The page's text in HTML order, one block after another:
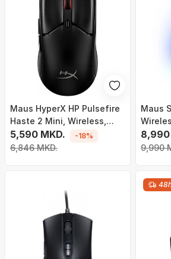
Maus HyperX HP Pulsefire
Haste 2 Mini, Wireless,
26000 DPI, 6 butona, RGB, i
zi
5,590 MKD.
6,846 MKD.
-18%
Maus
8,990
9,990